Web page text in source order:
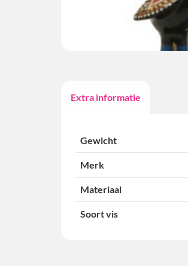
Extra informatie
Gewicht
Merk
Materiaal
Soort vis